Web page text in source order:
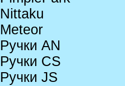
Nittaku
Meteor
Ручки AN
Ручки CS
Ручки JS